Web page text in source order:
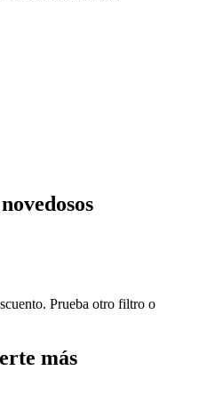
Prueba otro filtro o
más